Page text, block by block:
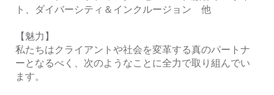
ト、ダイバーシティ＆インクルージョン 他
【魅力】
私たちはクライアントや社会を変革する真のパートナ
ーとなるべく、次のようなことに全力で取り組んでい
ます。